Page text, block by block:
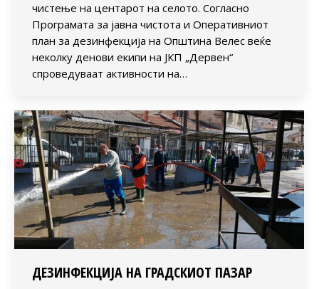
чистење на центарот на селото. Согласно
Програмата за јавна чистота и Оперативниот
план за дезинфекција на Општина Велес веќе
неколку денови екипи на ЈКП „Дервен“
спроведуваат активности на…
ДЕЗИНФЕКЦИЈА НА ГРАДСКИОТ ПАЗАР